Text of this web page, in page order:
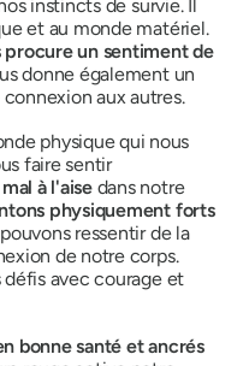
instincts de survie. Il
et au monde matériel.
un sentiment de
donne également un
aux autres.
physique qui nous
faire sentir
à l'aisedans notre
physiquement forts
ressentir de la
de notre corps.
avec courage et
bonne santé et ancrés